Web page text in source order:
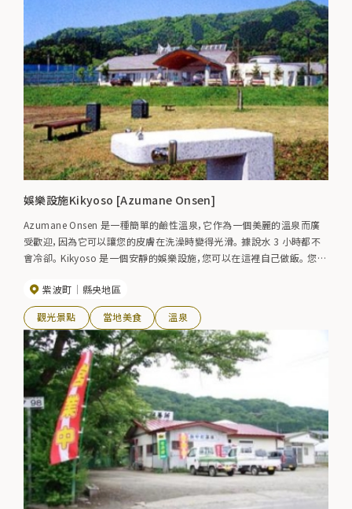
娛樂設施Kikyoso [Azumane Onsen]
Azumane Onsen 是一種簡單的鹼性溫泉，它作為一個美麗的溫泉而廣
受歡迎，因為它可以讓您的皮膚在洗澡時變得光滑。 據說水 3 小時都不
會冷卻。 Kikyoso 是一個安靜的娛樂設施，您可以在這裡自己做飯。 您也
紫波町
縣央地區
觀光景點 當地美食 溫泉